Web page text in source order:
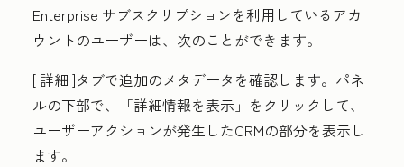
Enterprise サブスクリプションを利用しているアカ
ウントのユーザーは、次のことができます。
[ 詳細 ]タブで追加のメタデータを確認します。パネ
ルの下部で、
「詳細情報を表示」 をクリックして、
ユーザーアクションが発生したCRMの部分を表示し
ます。